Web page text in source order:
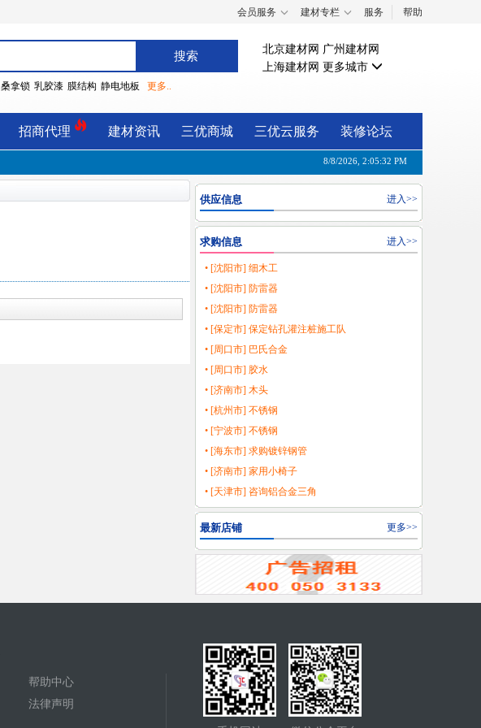
会员服务 建材专栏 服务 帮助
桑拿锁 乳胶漆 膜结构 静电地板 更多..
北京建材网 广州建材网
上海建材网 更多城市
招商代理 建材资讯 三优商城 三优云服务 装修论坛
8/8/2026, 2:05:33 PM
供应信息 进入>>
求购信息 进入>>
• [沈阳市] 细木工
• [沈阳市] 防雷器
• [沈阳市] 防雷器
• [保定市] 保定钻孔灌注桩施工队
• [周口市] 巴氏合金
• [周口市] 胶水
• [济南市] 木头
• [杭州市] 不锈钢
• [宁波市] 不锈钢
• [海东市] 求购镀锌钢管
• [济南市] 家用小椅子
• [天津市] 咨询铝合金三角
最新店铺 更多>>
帮助中心
法律声明